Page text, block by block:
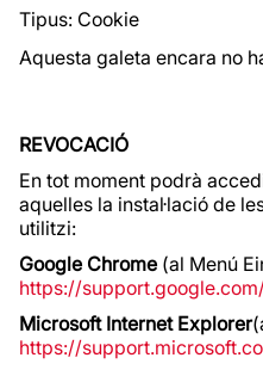
Tipus: Cookie
Aquesta galeta encara no
REVOCACIÓ
En tot moment podrà
aquelles la instal·lació de
utilitzi:
Google Chrome (al Menú
https://
Microsoft Internet Explorer
https://